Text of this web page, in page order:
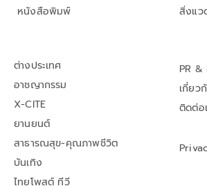
หนังสือพิมพ์
สิ่งแว
ต่างประเทศ
อาชญากรรม
X-CITE
ยานยนต์
สาธารณสุข-คุณภาพชีวิต
บันเทิง
ไทยโพสต์ ทีวี
PR &
เกี่ยว
ติดต่อ